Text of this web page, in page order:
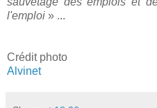
l'emploi » ...
Crédit photo
Alvinet